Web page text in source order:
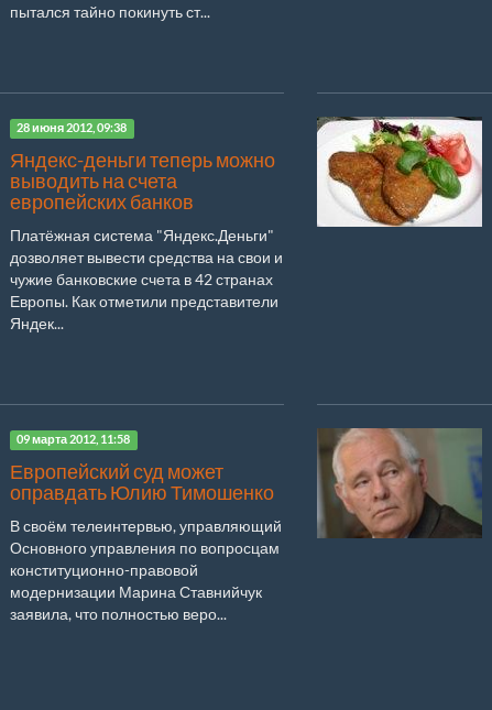
пытался тайно покинуть ст...
28 июня 2012, 09:38
Яндекс-деньги теперь можно
выводить на счета
европейских банков
Платёжная система "Яндекс.Деньги"
дозволяет вывести средства на свои и
чужие банковские счета в 42 странах
Европы. Как отметили представители
Яндек...
09 марта 2012, 11:58
Европейский суд может
оправдать Юлию Тимошенко
В своём телеинтервью, управляющий
Основного управления по вопросцам
конституционно-правовой
модернизации Марина Ставнийчук
заявила, что полностью веро...